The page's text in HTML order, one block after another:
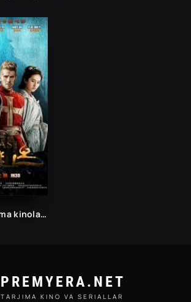
Quvg'inda /Tarjima kinolar Uzbek tilida Таржима кинолар Ўзбек тилида/
PREMYERA.NET
TARJIMA KINO VA SERIALLAR